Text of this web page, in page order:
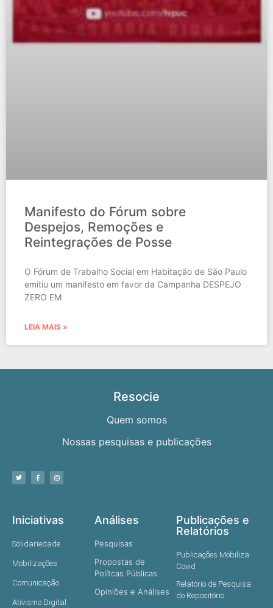
Manifesto do Fórum sobre
Despejos, Remoções e
Reintegrações de Posse
O Fórum de Trabalho Social em Habitação de São Paulo
emitiu um manifesto em favor da Campanha DESPEJO
ZERO EM
LEIA MAIS »
Resocie
Quem somos
Nossas pesquisas e publicações
Iniciativas
Solidariedade
Mobilizações
Comunicação
Ativismo Digital
Análises
Pesquisas
Propostas de
Polítcas Públicas
Opiniões e Análises
Publicações e
Relatórios
Publicações Mobiliza
Covid
Relatório de Pesquisa
do Repositório